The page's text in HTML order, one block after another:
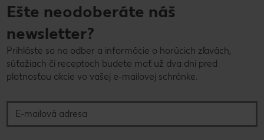
Ešte neodoberáte náš
newsletter?
Prihláste sa na odber a informácie o horúcich zľavách,
súťažiach či receptoch budete mať už dva dni pred
platnosťou akcie vo vašej e-mailovej schránke.